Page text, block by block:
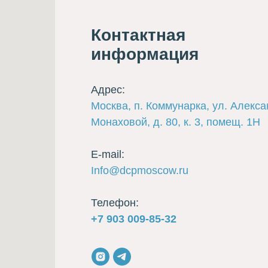
Контактная
информация
Адрес:
Москва, п. Коммунарка, ул.
Монаховой, д. 80, к. 3, помещ. 1Н
E-mail:
Info@dcpmoscow.ru
Телефон:
+7 903 009-85-32